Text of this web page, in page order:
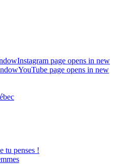
Instagram page opens in new
YouTube page opens in new
tu penses !